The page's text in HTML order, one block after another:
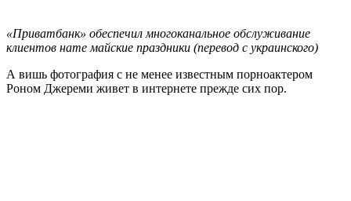
«Приватбанк» обеспечил многоканальное обслуживание
клиентов нате майские праздники (перевод с украинского)
А вишь фотография с не менее известным порноактером
Роном Джереми живет в интернете прежде сих пор.